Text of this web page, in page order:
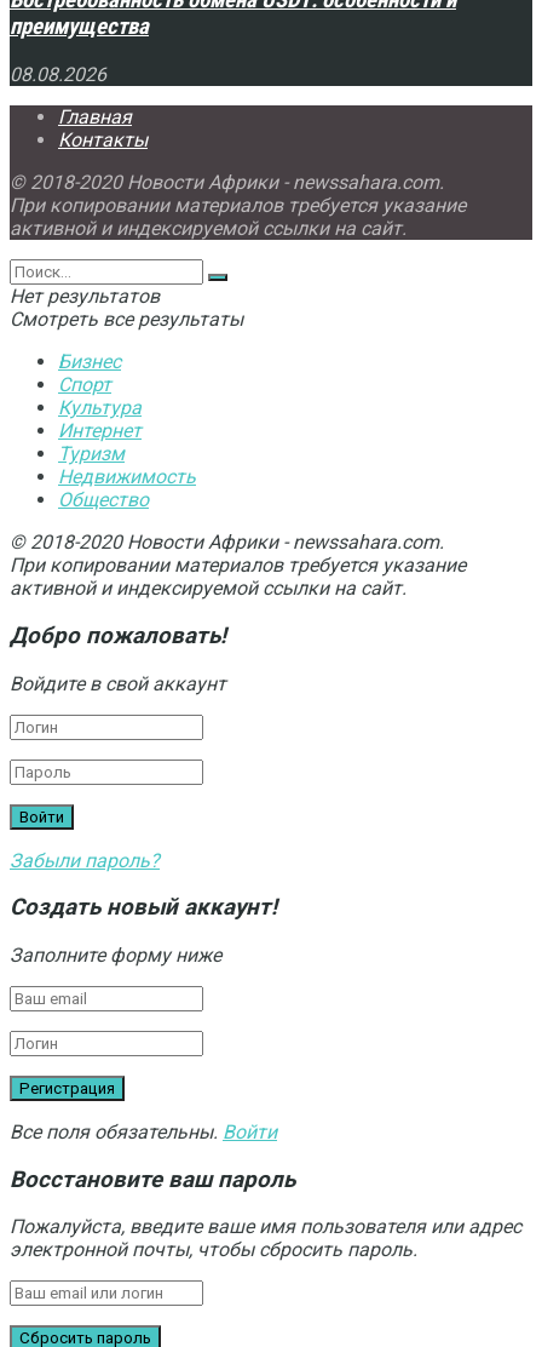
преимущества
08.08.2026
Главная
Контакты
© 2018-2020 Новости Африки - newssahara.com.
При копировании материалов требуется указание
активной и индексируемой ссылки на сайт.
Нет результатов
Смотреть все результаты
Бизнес
Спорт
Культура
Интернет
Туризм
Недвижимость
Общество
© 2018-2020 Новости Африки - newssahara.com.
При копировании материалов требуется указание
активной и индексируемой ссылки на сайт.
Добро пожаловать!
Войдите в свой аккаунт
Забыли пароль?
Создать новый аккаунт!
Заполните форму ниже
Все поля обязательны. Войти
Восстановите ваш пароль
Пожалуйста, введите ваше имя пользователя или адрес
электронной почты, чтобы сбросить пароль.